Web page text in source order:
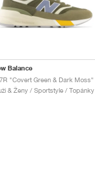
Balance
"Covert Green & Dark Moss"
& Ženy / Sportstyle / Topánky